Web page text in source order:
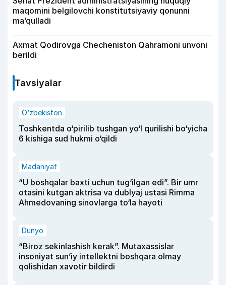
maqomini belgilovchi konstitutsiyaviy qonunni
ma’qulladi
Axmat Qodirovga Checheniston Qahramoni unvoni
berildi
Tavsiyalar
O‘zbekiston
Toshkentda o‘pirilib tushgan yo‘l qurilishi bo‘yicha
6 kishiga sud hukmi o‘qildi
Madaniyat
“U boshqalar baxti uchun tug‘ilgan edi”. Bir umr
otasini kutgan aktrisa va dublyaj ustasi Rimma
Ahmedovaning sinovlarga to‘la hayoti
Dunyo
“Biroz sekinlashish kerak”. Mutaxassislar
insoniyat sun’iy intellektni boshqara olmay
qolishidan xavotir bildirdi